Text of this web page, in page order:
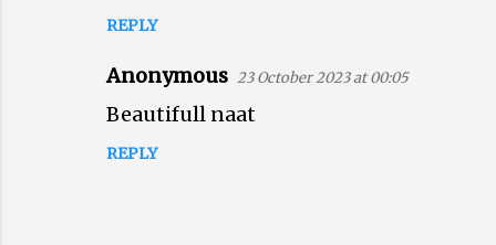
REPLY
Anonymous 23 October 2023 at 00:05
Beautifull naat
REPLY